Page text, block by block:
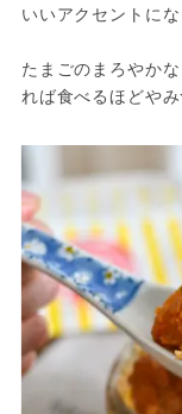
いいアクセントにな
たまごのまろやか
れば食べるほどや